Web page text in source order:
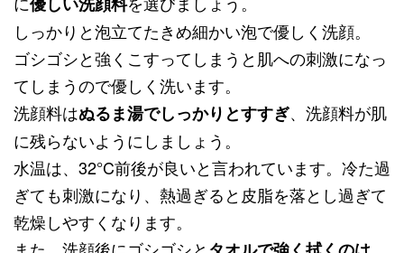
しっかりと泡立てたきめ細かい泡で優しく洗顔。
ゴシゴシと強くこすってしまうと肌への刺激になっ
てしまうので優しく洗います。
洗顔料はぬるま湯でしっかりとすすぎ、洗顔料が肌
に残らないようにしましょう。
水温は、32°C前後が良いと言われています。冷た過
ぎても刺激になり、熱過ぎると皮脂を落とし過ぎて
乾燥しやすくなります。